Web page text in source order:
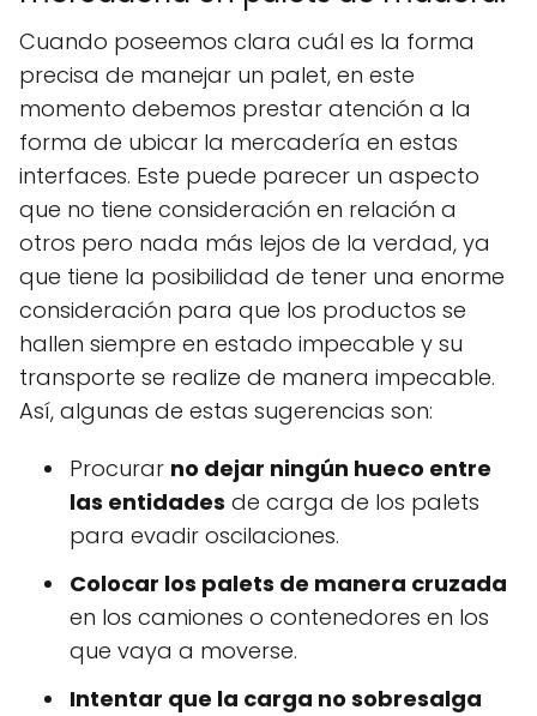
Cuando poseemos clara cuál es la forma
precisa de manejar un palet, en este
momento debemos prestar atención a la
forma de ubicar la mercadería en estas
interfaces. Este puede parecer un aspecto
que no tiene consideración en relación a
otros pero nada más lejos de la verdad, ya
que tiene la posibilidad de tener una enorme
consideración para que los productos se
hallen siempre en estado impecable y su
transporte se realize de manera impecable.
Así, algunas de estas sugerencias son:
Procurar no dejar ningún hueco entre
las entidades de carga de los palets
para evadir oscilaciones.
Colocar los palets de manera cruzada
en los camiones o contenedores en los
que vaya a moverse.
Intentar que la carga no sobresalga